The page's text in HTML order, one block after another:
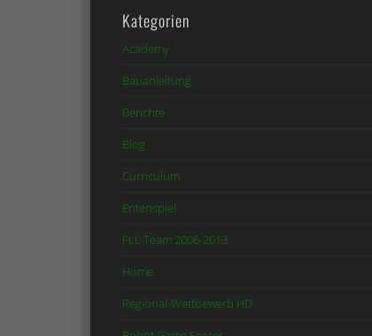
Kategorien
Academy
Bauanleitung
Berichte
Blog
Curriculum
Entenspiel
FLL Team 2006-2013
Home
Regional-Wettbewerb HD